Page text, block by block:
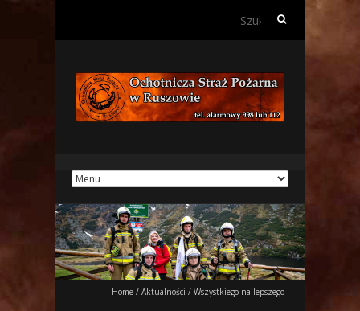
Szukaj:
Home / Aktualności / Wszystkiego najlepszego